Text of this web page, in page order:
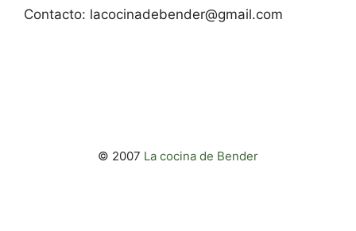
Contacto: lacocinadebender@gmail.com
© 2007 La cocina de Bender